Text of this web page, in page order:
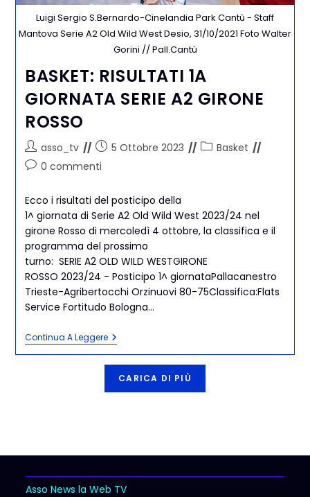
Luigi Sergio S.Bernardo-Cinelandia Park Cantù - Staff
Mantova Serie A2 Old Wild West Desio, 31/10/2021 Foto Walter
Gorini // Pall.Cantù
BASKET: RISULTATI 1A
GIORNATA SERIE A2 GIRONE
ROSSO
asso_tv 5 Ottobre 2023
Basket
0 commenti
Ecco i risultati del posticipo della
1^ giornata di Serie A2 Old Wild West 2023/24 nel
girone Rosso di mercoledì 4 ottobre, la classifica e il
programma del prossimo
turno: SERIE A2 OLD WILD WESTGIRONE
ROSSO 2023/24 - Posticipo 1^ giornataPallacanestro
Trieste-Agribertocchi Orzinuovi 80-75Classifica:Flats
Service Fortitudo Bologna…
Continua A Leggere
CARICA DI PIÙ
Asso News la Web TV